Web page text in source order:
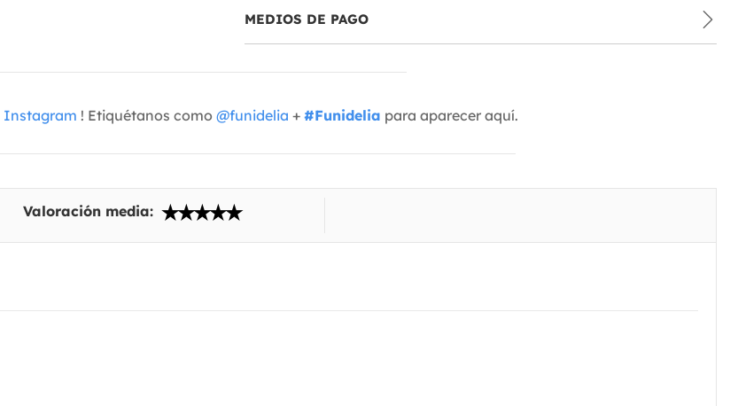
MEDIOS DE PAGO
Instagram ! Etiquétanos como @funidelia + #Funidelia para aparecer aquí.
Valoración media: